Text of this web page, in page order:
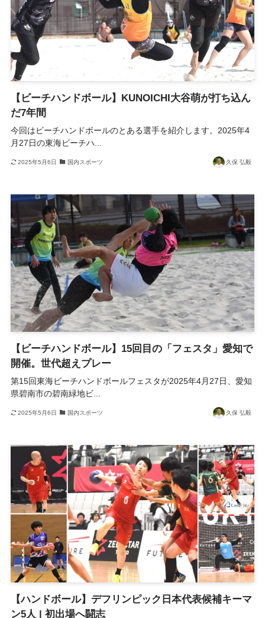
【ビーチハンドボール】KUNOICHI大谷萌が打ち込ん
だ7年間
今回はビーチハンドボールのとある選手を紹介します。2025年4
月27日の東海ビーチハ...
2025年5月6日 国内スポーツ 久保 弘毅
【ビーチハンドボール】15回目の「フェスタ」愛知で
開催。世代超えプレー
第15回東海ビーチハンドボールフェスタが2025年4月27日、愛知
県碧南市の碧南緑地ビ...
2025年5月6日 国内スポーツ 久保 弘毅
【ハンドボール】デフリンピック日本代表候補キーマ
ン5人 | 初出場へ闘志